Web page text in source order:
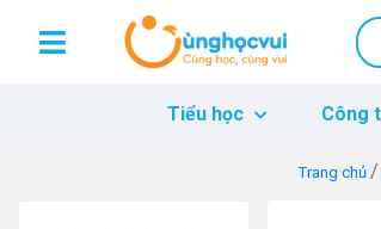
Tiểu học Công
Trang chủ